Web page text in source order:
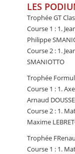
LES
Trophée GT
Course 1 : 1.
Philippe
Course 2 : 1.
SMANIOTTO
Trophée
Course 1 : 1.
Arnaud DOUSSE
Course 2 : 1.
Maxime
Trophée
Course 1 : 1.